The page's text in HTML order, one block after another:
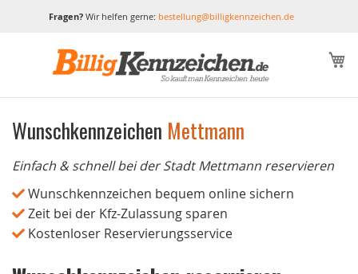
Fragen?Wir helfen gerne: bestellung@billigkennzeichen.de
Wunschkennzeichen Mettmann
Einfach & schnell bei der Stadt Mettmann reservieren
Wunschkennzeichen bequem online sichern
Zeit bei der Kfz-Zulassung sparen
Kostenloser Reservierungsservice